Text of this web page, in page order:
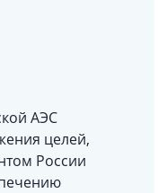
АЭС
целей,
России